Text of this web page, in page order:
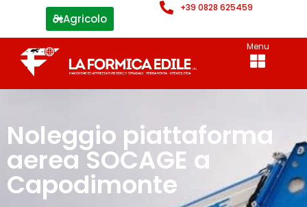
Agricolo
+39 0828 625459
Menu
Noleggio piattaforma
aerea SOCAGE a
Capodimonte